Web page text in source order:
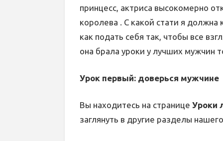
принцесс, актриса высокомерно
королева . С какой стати я должна
как подать себя так, чтобы все
она брала уроки у лучших мужчин
Урок первый: доверься мужчине
Вы находитесь на странице Уроки
заглянуть в другие разделы